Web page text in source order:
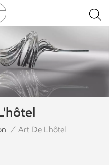
/ Art De L'hôtel